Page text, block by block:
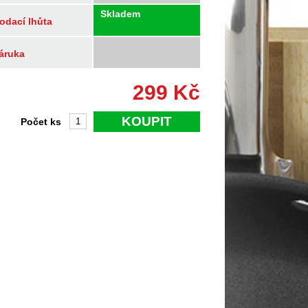
lhůta
Skladem
299 Kč
KOUPIT
Počet ks